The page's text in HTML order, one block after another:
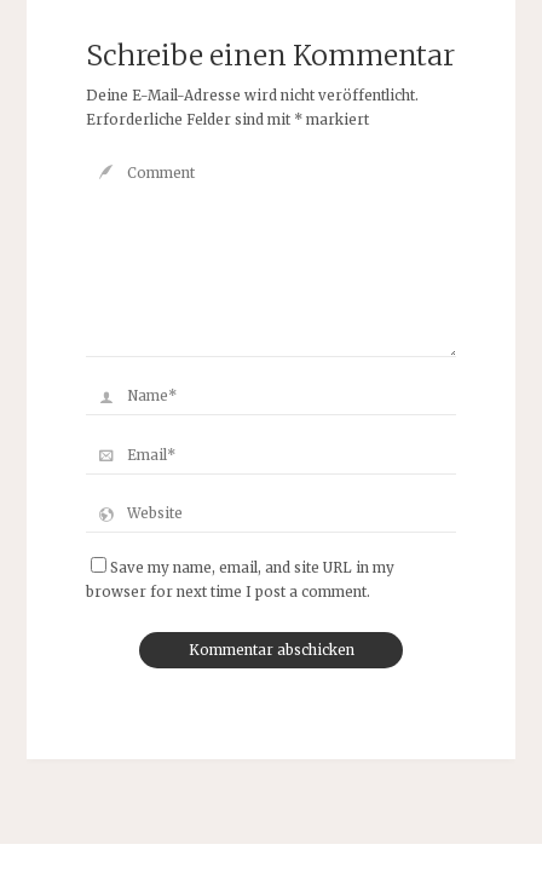
Schreibe einen Kommentar
Deine E-Mail-Adresse wird nicht veröffentlicht.
Erforderliche Felder sind mit *markiert
Save my name, email, and site URL in my
browser for next time I post a comment.